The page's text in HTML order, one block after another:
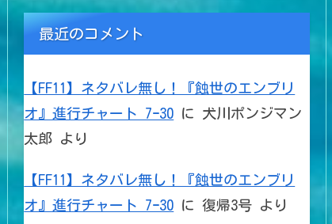
最近のコメント
【FF11】ネタバレ無し！『蝕世のエンブリ
オ』進行チャート 7ｰ30 に 犬川ポンジマン
太郎 より
【FF11】ネタバレ無し！『蝕世のエンブリ
オ』進行チャート 7ｰ30 に復帰3号 より